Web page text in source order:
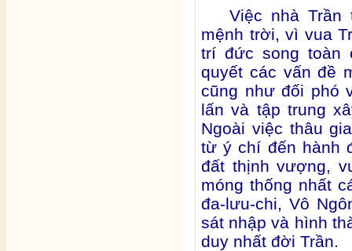
Việc nhà Trần
mệnh trời, vì vua
trí đức song toàn
quyết các vấn đề
cũng như đối phó
lấn và tập trung
Ngoài việc thâu
từ ý chí đến hành
đất thịnh vượng,
móng thống nhất
đa-lưu-chi, Vô
sát nhập và hình
duy nhất đời Trần.